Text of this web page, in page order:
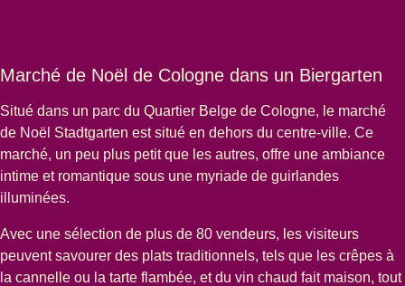
Marché de Noël de Cologne dans un Biergarten
Situé dans un parc du Quartier Belge de Cologne, le marché
de Noël Stadtgarten est situé en dehors du centre-ville. Ce
marché, un peu plus petit que les autres, offre une ambiance
intime et romantique sous une myriade de guirlandes
illuminées.
Avec une sélection de plus de 80 vendeurs, les visiteurs
peuvent savourer des plats traditionnels, tels que les crêpes à
la cannelle ou la tarte flambée, et du vin chaud fait maison, tout